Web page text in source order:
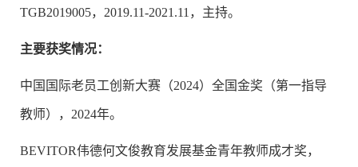
TGB2019005，2019.11-2021.11，主持。
主要获奖情况：
中国国际老员工创新大赛（2024）全国金奖（第一指导
教师），2024年。
BEVITOR伟德何文俊教育发展基金青年教师成才奖，